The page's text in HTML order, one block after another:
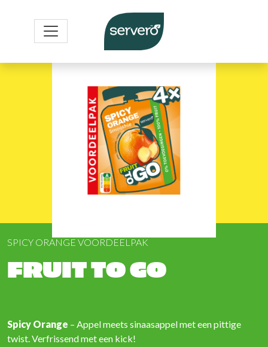
SPICY ORANGE VOORDEELPAK
FRUIT TO GO
Spicy Orange – Appel meets sinaasappel met een pittige
twist. Verfrissend met een kick!